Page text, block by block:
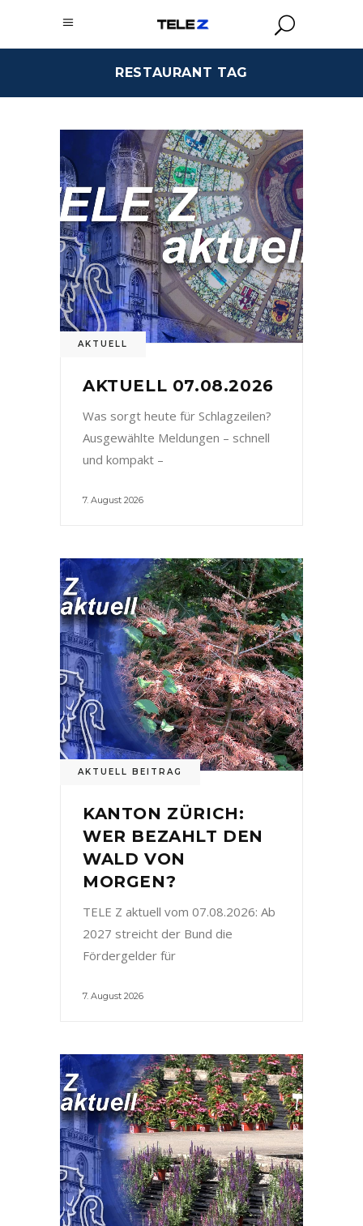
RESTAURANT TAG
AKTUELL
AKTUELL 07.08.2026
Was sorgt heute für Schlagzeilen?
Ausgewählte Meldungen – schnell
und kompakt –
7. August 2026
AKTUELL BEITRAG
KANTON ZÜRICH:
WER BEZAHLT DEN
WALD VON
MORGEN?
TELE Z aktuell vom 07.08.2026: Ab
2027 streicht der Bund die
Fördergelder für
7. August 2026